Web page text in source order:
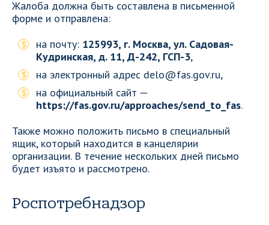
Жалоба должна быть составлена в письменной
форме и отправлена:
на почту: 125993, г. Москва, ул. Садовая-
Кудринская, д. 11, Д-242, ГСП-3,
на электронный адрес delo@fas.gov.ru,
на официальный сайт —
https://fas.gov.ru/approaches/send_to_fas.
Также можно положить письмо в специальный
ящик, который находится в канцелярии
организации. В течение нескольких дней письмо
будет изъято и рассмотрено.
Роспотребнадзор